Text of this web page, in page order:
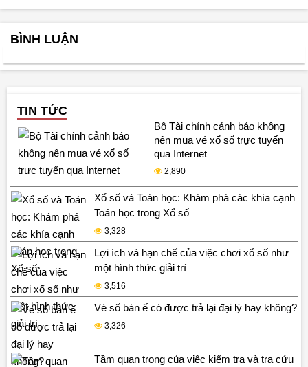
BÌNH LUẬN
TIN TỨC
Bộ Tài chính cảnh báo không
nên mua vé xổ số trực tuyến
qua Internet
2,890
Xổ số và Toán học: Khám phá các khía cạnh
Toán học trong Xổ số
3,328
Lợi ích và hạn chế của việc chơi xổ số như
một hình thức giải trí
3,516
Vé số bán ế có được trả lại đại lý hay không?
3,326
Tầm quan trọng của việc kiểm tra và tra cứu